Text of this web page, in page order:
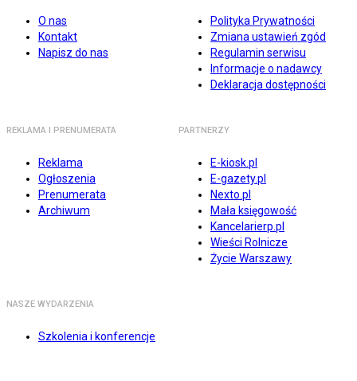
O nas
Kontakt
Napisz do nas
Polityka Prywatności
Zmiana ustawień zgód
Regulamin serwisu
Informacje o nadawcy
Deklaracja dostępności
REKLAMA I PRENUMERATA
Reklama
Ogłoszenia
Prenumerata
Archiwum
PARTNERZY
E-kiosk.pl
E-gazety.pl
Nexto.pl
Mała księgowość
Kancelarierp.pl
Wieści Rolnicze
Życie Warszawy
NASZE WYDARZENIA
Szkolenia i konferencje